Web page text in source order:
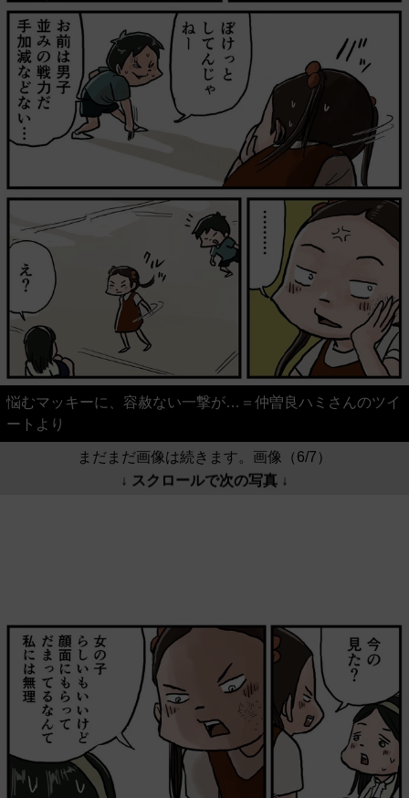
悩むマッキーに、容赦ない一撃が…＝仲曽良ハミさんのツイ
ートより
まだまだ画像は続きます。画像（6/7）
↓ スクロールで次の写真 ↓